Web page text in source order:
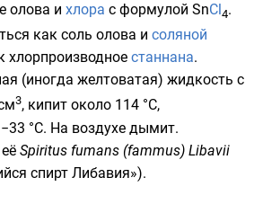
олова и хлора с формулой SnCl4.
как соль олова и соляной
хлорпроизводное станнана.
(иногда желтоватая) жидкость с
3, кипит около 114 °C,
°C. На воздухе дымит.
Spiritus fumans (fammus) Libavii
спирт Либавия»).